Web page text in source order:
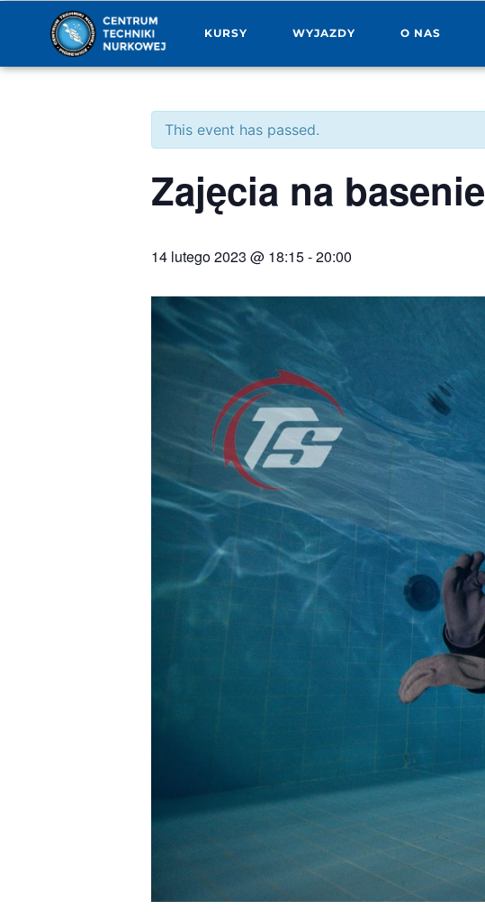
KURSY WYJAZDY O NAS
This event has passed.
Zajęcia na basenie
14 lutego 2023 @ 18:15-20:00